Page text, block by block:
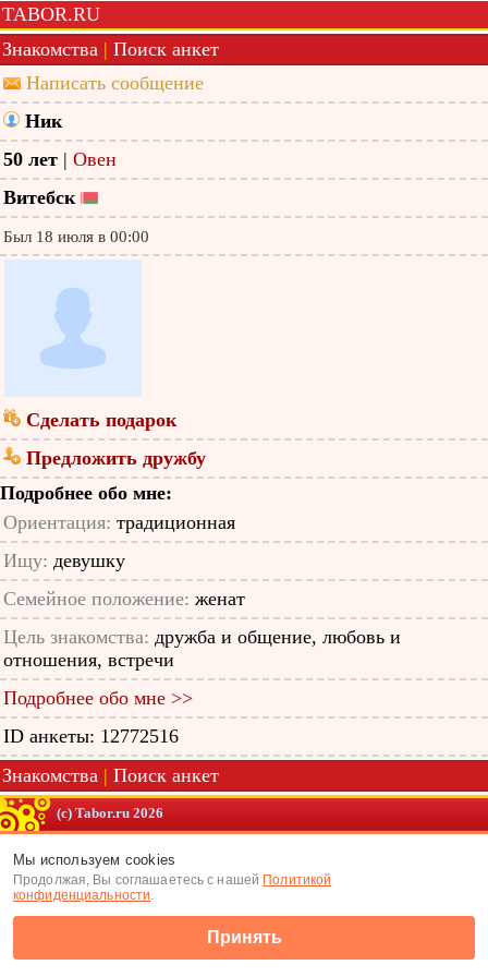
TABOR.RU
Знакомства | Поиск анкет
Написать сообщение
Ник
50 лет | Овен
Витебск
Был 18 июля в 00:00
Сделать подарок
Предложить дружбу
Подробнее обо мне:
Ориентация: традиционная
Ищу: девушку
Семейное положение: женат
Цель знакомства: дружба и общение, любовь и
отношения, встречи
Подробнее обо мне >>
ID анкеты: 12772516
Знакомства | Поиск анкет
(c) Tabor.ru 2026
Мы используем cookies
Продолжая, Вы соглашаетесь с нашей Политикой
конфиденциальности.
Принять